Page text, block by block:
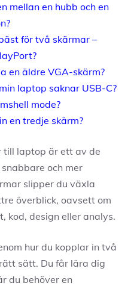
mellan en hubb och en
för två skärmar –
en äldre VGA-skärm?
laptop saknar USB-C?
mode?
en tredje skärm?
laptop är ett av de
och mer
slipper du växla
överblick, oavsett om
kod, design eller analys.
hur du kopplar in två
sätt. Du får lära dig
du behöver en